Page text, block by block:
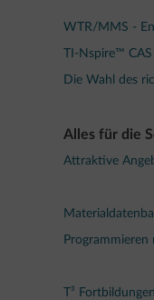
WTR/MMS -
TI-Nspire™
Die Wahl des
Alles für die
Attraktive
T³ Fortbildungen